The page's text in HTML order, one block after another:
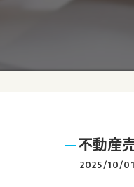
不動産
2025/10/01